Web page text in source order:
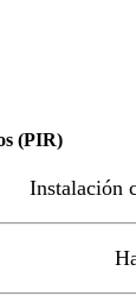
(PIR)
Instalación